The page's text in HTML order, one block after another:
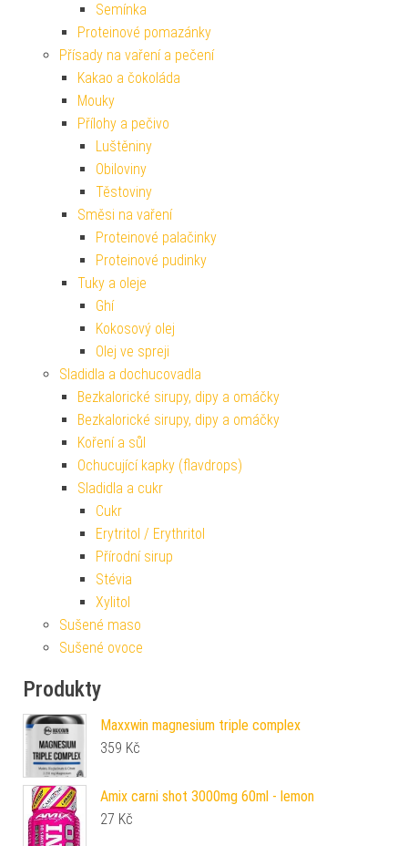
Semínka
Proteinové pomazánky
Přísady na vaření a pečení
Kakao a čokoláda
Mouky
Přílohy a pečivo
Luštěniny
Obiloviny
Těstoviny
Směsi na vaření
Proteinové palačinky
Proteinové pudinky
Tuky a oleje
Ghí
Kokosový olej
Olej ve spreji
Sladidla a dochucovadla
Bezkalorické sirupy, dipy a omáčky
Bezkalorické sirupy, dipy a omáčky
Koření a sůl
Ochucující kapky (flavdrops)
Sladidla a cukr
Cukr
Erytritol / Erythritol
Přírodní sirup
Stévia
Xylitol
Sušené maso
Sušené ovoce
Produkty
Maxxwin magnesium triple complex
359 Kč
Amix carni shot 3000mg 60ml - lemon
27 Kč